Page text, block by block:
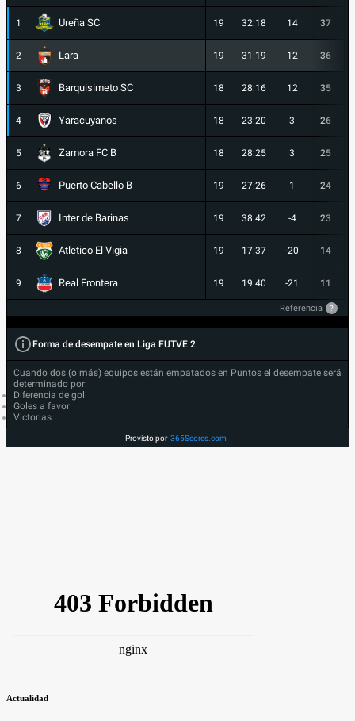
1 Ureña SC 19 32:18 14 37
2 Lara 19 31:19 12 36
3 Barquisimeto SC 18 28:16 12 35
4 Yaracuyanos 18 23:20 3 26
5 Zamora FC B 18 28:25 3 25
6 Puerto Cabello B 19 27:26 1 24
7 Inter de Barinas 19 38:42 -4 23
8 Atletico El Vigia 19 17:37 -20 14
9 Real Frontera 19 19:40 -21 11
Referencia ?
Forma de desempate en Liga FUTVE 2
Cuando dos (o más) equipos están empatados en Puntos el desempate será
determinado por:
Diferencia de gol
Goles a favor
Victorias
Provisto por 365Scores.com
Actualidad